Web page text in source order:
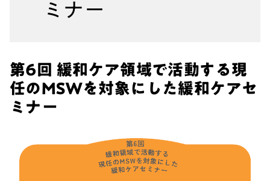
ミナー
第6回 緩和ケア領域で活動する現
任のMSWを対象にした緩和ケアセ
ミナー